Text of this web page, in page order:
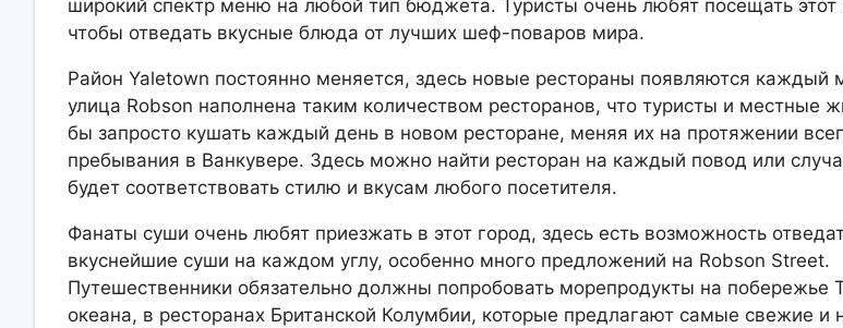
широкий спектр меню на любой тип бюджета. Туристы очень любят посещать этот
чтобы отведать вкусные блюда от лучших шеф-поваров мира.
Район Yaletown постоянно меняется, здесь новые рестораны появляются каждый
улица Robson наполнена таким количеством ресторанов, что туристы и местные
бы запросто кушать каждый день в новом ресторане, меняя их на протяжении
пребывания в Ванкувере. Здесь можно найти ресторан на каждый повод или
будет соответствовать стилю и вкусам любого посетителя.
Фанаты суши очень любят приезжать в этот город, здесь есть возможность
вкуснейшие суши на каждом углу, особенно много предложений на Robson Street.
Путешественники обязательно должны попробовать морепродукты на побережье
океана, в ресторанах Британской Колумбии, которые предлагают самые свежие и